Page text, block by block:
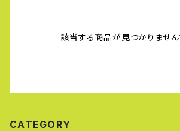
該当する商品が見つかりません
CATEGORY